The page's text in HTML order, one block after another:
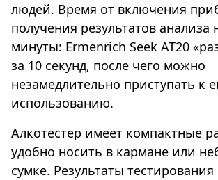
людей. Время от включения
получения результатов анализа
минуты: Ermenrich Seek AT20
за 10 секунд, после чего можно
незамедлительно приступать к
использованию.
Алкотестер имеет компактные
удобно носить в кармане или
сумке. Результаты